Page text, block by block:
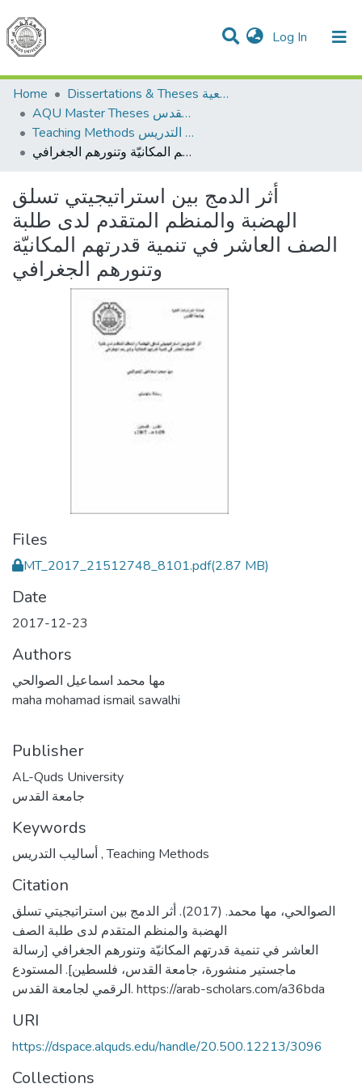
Log In (current)
Communities & Collections
All of DSpace
Home
Dissertations & Theses الرسائل الجامعية
AQU Master Theses الرسائل الجامعية الخاصة بجامعة القدس
Teaching Methods أساليب التدريس
أثر الدمج بين استراتيجيتي تسلق الهضبة والمنظم المتقدم لدى طلبة الصف العاشر في تنمية قدرتهم المكانيّة وتنورهم الجغرافي
أثر الدمج بين استراتيجيتي تسلق
الهضبة والمنظم المتقدم لدى طلبة
الصف العاشر في تنمية قدرتهم المكانيّة
وتنورهم الجغرافي
Files
MT_2017_21512748_8101.pdf(2.87 MB)
Date
2017-12-23
Authors
مها محمد اسماعيل الصوالحي
maha mohamad ismail sawalhi
Publisher
AL-Quds University
جامعة القدس
Keywords
,Teaching Methods
Citation
الصوالحي، مها محمد. (2017). أثر الدمج بين استراتيجيتي تسلق
الهضبة والمنظم المتقدم لدى طلبة الصف
العاشر في تنمية قدرتهم المكانيّة وتنورهم الجغرافي [رسالة
ماجستير منشورة، جامعة القدس، فلسطين]. المستودع
الرقمي لجامعة القدس. https://arab-scholars.com/a36bda
URI
https://dspace.alquds.edu/handle/20.500.12213/3096
Collections